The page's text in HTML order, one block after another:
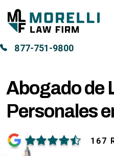
877-751-9800
Abogado de
Personales
167